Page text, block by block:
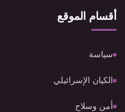
أقسام الموقع
سياسة
الكيان الإسرائيلي
أمن وسلاح